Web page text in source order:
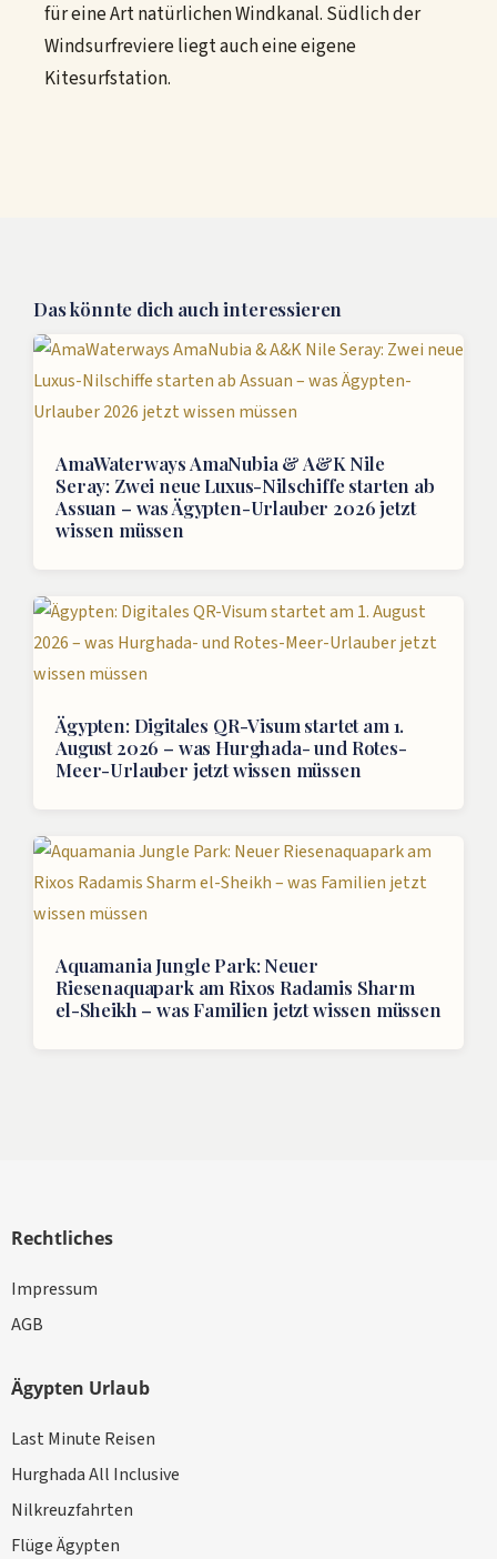
für eine Art natürlichen Windkanal. Südlich der
Windsurfreviere liegt auch eine eigene
Kitesurfstation.
Das könnte dich auch interessieren
AmaWaterways AmaNubia & A&K Nile
Seray: Zwei neue Luxus-Nilschiffe starten ab
Assuan – was Ägypten-Urlauber 2026 jetzt
wissen müssen
Ägypten: Digitales QR-Visum startet am 1.
August 2026 – was Hurghada- und Rotes-
Meer-Urlauber jetzt wissen müssen
Aquamania Jungle Park: Neuer
Riesenaquapark am Rixos Radamis Sharm
el-Sheikh – was Familien jetzt wissen müssen
Rechtliches
Impressum
AGB
Ägypten Urlaub
Last Minute Reisen
Hurghada All Inclusive
Nilkreuzfahrten
Flüge Ägypten